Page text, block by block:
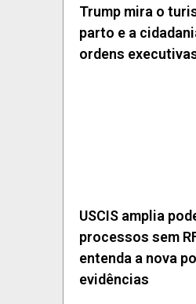
Trump mira o
parto e a
ordens
USCIS amplia
processos sem
entenda a nova
evidências